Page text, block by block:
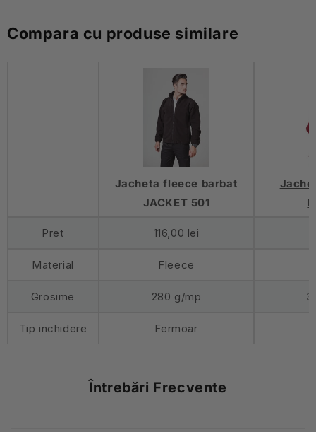
Compara cu produse similare
Jacheta fleece barbat
JACKET 501
Pret 116,00 lei
Material Fleece
Grosime 280 g/mp
Tip inchidere Fermoar
Întrebări Frecvente